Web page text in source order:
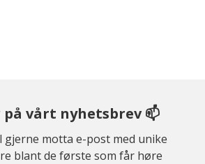
vårt nyhetsbrev 📫
gjerne motta e-post med unike
blant de første som får høre